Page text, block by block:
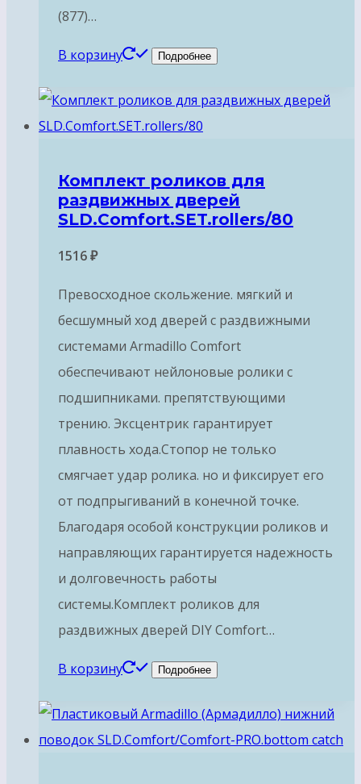
(877)…
В корзину Подробнее
Комплект роликов для
раздвижных дверей
SLD.Comfort.SET.rollers/80
1516₽
Превосходное скольжение. мягкий и
бесшумный ход дверей с раздвижными
системами Armadillo Comfort
обеспечивают нейлоновые ролики с
подшипниками. препятствующими
трению. Эксцентрик гарантирует
плавность хода.Стопор не только
смягчает удар ролика. но и фиксирует его
от подпрыгиваний в конечной точке.
Благодаря особой конструкции роликов и
направляющих гарантируется надежность
и долговечность работы
системы.Комплект роликов для
раздвижных дверей DIY Comfort…
В корзину Подробнее